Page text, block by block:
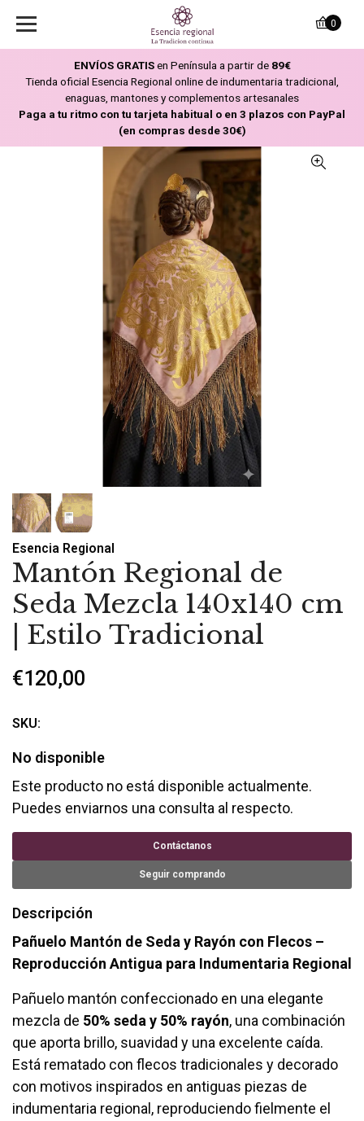
ENVÍOS GRATISen Península a partir de 89€
Tienda oficial Esencia Regional online de indumentaria tradicional,
enaguas, mantones y complementos artesanales
Paga a tu ritmo con tu tarjeta habitual o en 3 plazos con PayPal
(en compras desde 30€)
0
Esencia Regional
Mantón Regional de
Seda Mezcla 140x140 cm
| Estilo Tradicional
€120,00
SKU:
No disponible
Este producto no está disponible actualmente.
Puedes enviarnos una consulta al respecto.
Contáctanos
Seguir comprando
Descripción
Pañuelo Mantón de Seda y Rayón con Flecos –
Reproducción Antigua para Indumentaria Regional
Pañuelo mantón confeccionado en una elegante
mezcla de 50% seda y 50% rayón, una combinación
que aporta brillo, suavidad y una excelente caída.
Está rematado con flecos tradicionales y decorado
con motivos inspirados en antiguas piezas de
indumentaria regional, reproduciendo fielmente el